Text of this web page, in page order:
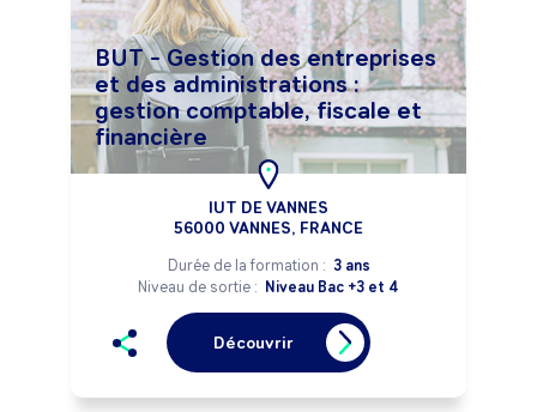
BUT - Gestion des entreprises
et des administrations :
gestion comptable, fiscale et
financière
IUT DE VANNES
56000 VANNES, FRANCE
Durée de la formation : 3 ans
Niveau de sortie : Niveau Bac +3 et 4
Découvrir